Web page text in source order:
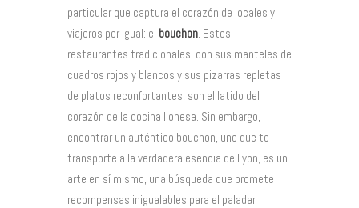
particular que captura el corazón de locales y
viajeros por igual: el bouchon. Estos
restaurantes tradicionales, con sus manteles de
cuadros rojos y blancos y sus pizarras repletas
de platos reconfortantes, son el latido del
corazón de la cocina lionesa. Sin embargo,
encontrar un auténtico bouchon, uno que te
transporte a la verdadera esencia de Lyon, es un
arte en sí mismo, una búsqueda que promete
recompensas inigualables para el paladar